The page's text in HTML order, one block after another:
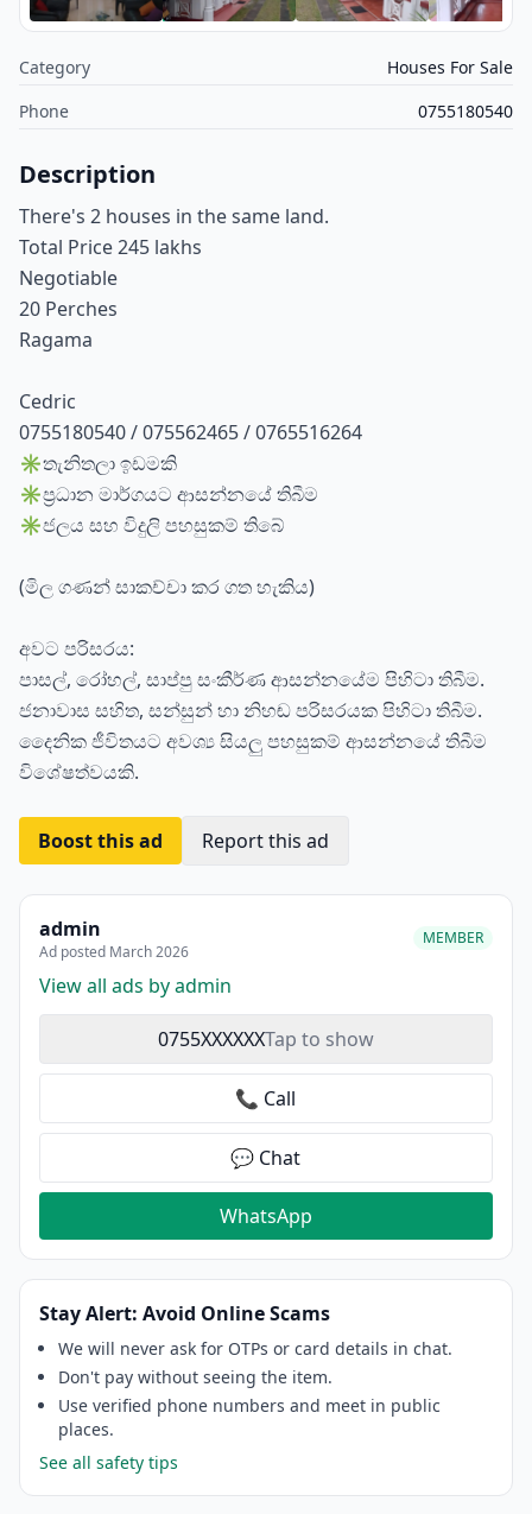
Category
Houses For Sale
Phone
0755180540
Description
There's 2 houses in the same land.
Total Price 245 lakhs
Negotiable
20 Perches
Ragama
Cedric
0755180540 / 075562465 / 0765516264
✳️තැනිතලා ඉඩමකි
✳️ප්‍රධාන මාර්ගයට ආසන්නයේ තිබීම
✳️ජලය සහ විදුලි පහසුකම් තිබේ
(මිල ගණන් සාකච්චා කර ගත හැකිය)
අවට පරිසරය:
පාසල්, රෝහල්, සාප්පු සංකීර්ණ ආසන්නයේම පිහිටා තිබීම.
ජනාවාස සහිත, සන්සුන් හා නිහඬ පරිසරයක පිහිටා තිබීම.
දෛනික ජීවිතයට අවශ්‍ය සියලු පහසුකම් ආසන්නයේ තිබීම
විශේෂත්වයකි.
Boost this ad Report this ad
admin
Ad posted March 2026
MEMBER
View all ads by admin
0755XXXXXXTap to show
📞 Call
💬 Chat
WhatsApp
Stay Alert: Avoid Online Scams
We will never ask for OTPs or card details in chat.
Don't pay without seeing the item.
Use verified phone numbers and meet in public
places.
See all safety tips